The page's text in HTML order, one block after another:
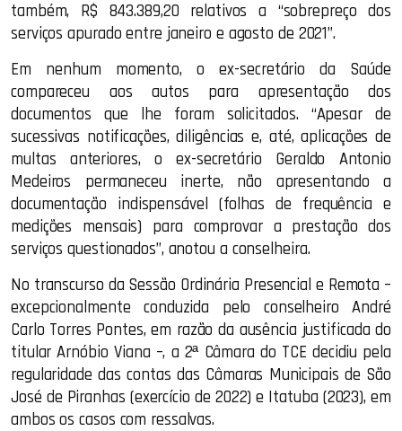
também, R$ 843.389,20 relativos a “sobrepreço dos
serviços apurado entre janeiro e agosto de 2021”.
Em nenhum momento, o ex-secretário da Saúde
compareceu aos autos para apresentação dos
documentos que lhe foram solicitados. “Apesar de
sucessivas notificações, diligências e, até, aplicações de
multas anteriores, o ex-secretário Geraldo Antonio
Medeiros permaneceu inerte, não apresentando a
documentação indispensável (folhas de frequência e
medições mensais) para comprovar a prestação dos
serviços questionados”, anotou a conselheira.
No transcurso da Sessão Ordinária Presencial e Remota –
excepcionalmente conduzida pelo conselheiro André
Carlo Torres Pontes, em razão da ausência justificada do
titular Arnóbio Viana –, a 2ª Câmara do TCE decidiu pela
regularidade das contas das Câmaras Municipais de São
José de Piranhas (exercício de 2022) e Itatuba (2023), em
ambos os casos com ressalvas.